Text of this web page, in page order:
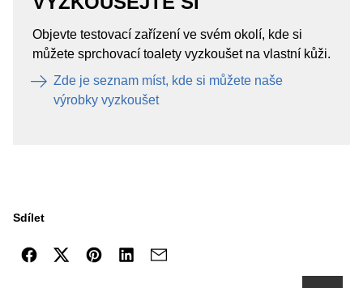
Objevte testovací zařízení ve svém okolí, kde si
můžete sprchovací toalety vyzkoušet na vlastní kůži.
Zde je seznam míst, kde si můžete naše
výrobky vyzkoušet
Sdílet